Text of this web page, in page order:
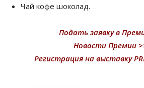
Чай кофе шоколад.
Подать заявку в
Новости Премии
Регистрация на выставку